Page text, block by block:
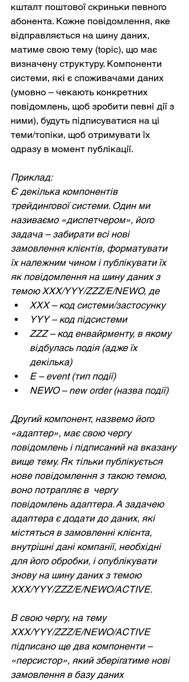
кшталт поштової скриньки певного
абонента. Кожне повідомлення, яке
відправляється на шину даних,
матиме свою тему (topic), що має
визначену структуру. Компоненти
системи, які є споживачами даних
(умовно – чекають конкретних
повідомлень, щоб зробити певні дії з
ними), будуть підписуватися на ці
теми/топіки, щоб отримувати їх
одразу в момент публікації.
Приклад:
Є декілька компонентів
трейдингової системи. Один ми
називаємо «диспетчером», його
задача – забирати всі нові
замовлення клієнтів, форматувати
їх належним чином і публікувати їх
як повідомлення на шину даних з
темою ХХХ/YYY/ZZZ/E/NEWO, де
XXX – код системи/застосунку
YYY – код підсистеми
ZZZ – код енвайрменту, в якому
відбулась подія (адже їх
декілька)
E – event (тип події)
NEWO – new order (назва події)
Другий компонент, назвемо його
«адаптер», має свою чергу
повідомлень і підписаний на вказану
вище тему. Як тільки публікується
нове повідомлення з такою темою,
воно потрапляє в  чергу
повідомлень адаптера. А задачею
адаптера є додати до даних, які
містяться в замовленні клієнта,
внутрішні дані компанії, необхідні
для його обробки, і опублікувати
знову на шину даних з темою
ХХХ/YYY/ZZZ/E/NEWO/ACTIVE.
В свою чергу, на тему
ХХХ/YYY/ZZZ/E/NEWO/ACTIVE
підписано ще два компоненти –
«персистор», який зберігатиме нові
замовлення в базу даних